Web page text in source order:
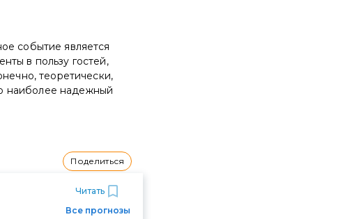
событие является
в пользу гостей,
теоретически,
наиболее надежный
Поделиться
Читать
Все прогнозы